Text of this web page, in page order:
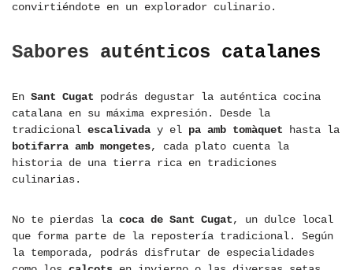
convirtiéndote en un explorador culinario.
Sabores auténticos catalanes
En Sant Cugat podrás degustar la auténtica cocina
catalana en su máxima expresión. Desde la
tradicional escalivada y el pa amb tomàquet hasta la
botifarra amb mongetes, cada plato cuenta la
historia de una tierra rica en tradiciones
culinarias.
No te pierdas la coca de Sant Cugat, un dulce local
que forma parte de la repostería tradicional. Según
la temporada, podrás disfrutar de especialidades